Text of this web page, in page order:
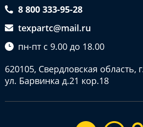
8 800 333-95-28
texpartc@mail.ru
пн-пт с 9.00 до 18.00
620105, Свердловская область,
ул. Барвинка д.21 кор.18